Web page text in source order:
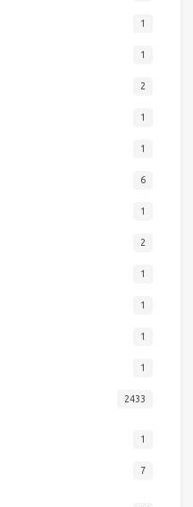
1
1
2
1
1
6
1
2
1
1
1
1
2433
1
7